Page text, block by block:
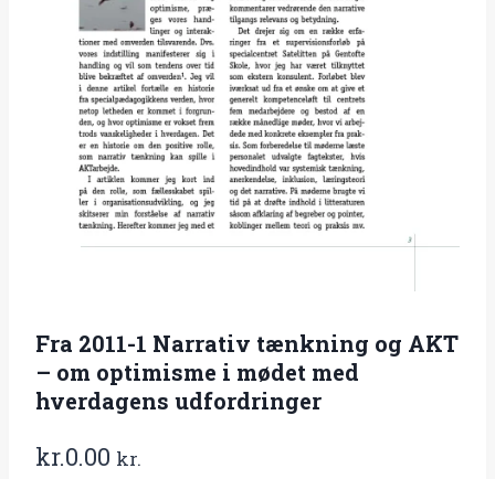
Fra 2011-1 Narrativ tænkning og AKT
– om optimisme i mødet med
hverdagens udfordringer
kr.0.00 kr.